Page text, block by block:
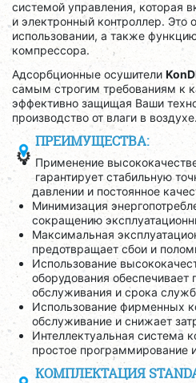
системой управления, которая
и электронный контроллер. Это
использовании, а также
компрессора.
Адсорбционные осушители
самым строгим требованиям к
эффективно защищая Ваши
производство от влаги в воздухе.
ПРЕИМУЩЕСТВА:
Применение
гарантирует стабильную
давлении и постоянное
Минимизация
сокращению
Максимальная
предотвращает сбои и
Использование
оборудования обеспечивает
обслуживания и срока
Использование фирменных
обслуживание и снижает
Интеллектуальная система
простое программирование
КОМПЛЕКТАЦИЯ